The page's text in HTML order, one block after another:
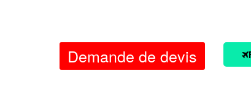
Demande de devis